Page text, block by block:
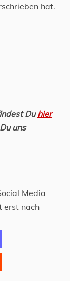
hat.
Duhier
uns
Media
erst nach